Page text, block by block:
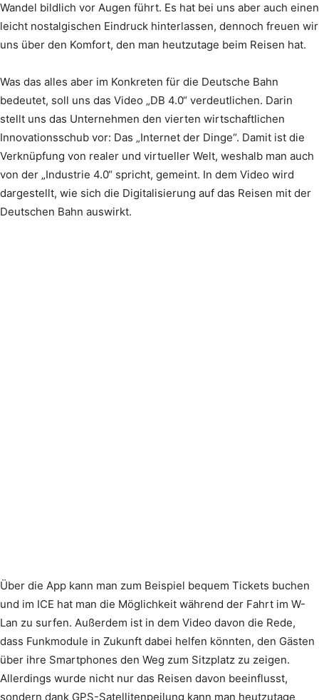
Wandel bildlich vor Augen führt. Es hat bei uns aber auch einen
leicht nostalgischen Eindruck hinterlassen, dennoch freuen wir
uns über den Komfort, den man heutzutage beim Reisen hat.
Was das alles aber im Konkreten für die Deutsche Bahn
bedeutet, soll uns das Video „DB 4.0“ verdeutlichen. Darin
stellt uns das Unternehmen den vierten wirtschaftlichen
Innovationsschub vor: Das „Internet der Dinge“. Damit ist die
Verknüpfung von realer und virtueller Welt, weshalb man auch
von der „Industrie 4.0“ spricht, gemeint. In dem Video wird
dargestellt, wie sich die Digitalisierung auf das Reisen mit der
Deutschen Bahn auswirkt.
Über die App kann man zum Beispiel bequem Tickets buchen
und im ICE hat man die Möglichkeit während der Fahrt im W-
Lan zu surfen. Außerdem ist in dem Video davon die Rede,
dass Funkmodule in Zukunft dabei helfen könnten, den Gästen
über ihre Smartphones den Weg zum Sitzplatz zu zeigen.
Allerdings wurde nicht nur das Reisen davon beeinflusst,
sondern dank GPS-Satellitenpeilung kann man heutzutage